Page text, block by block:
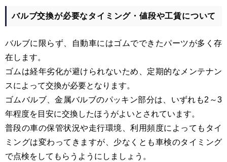
バルブ交換が必要なタイミング・値段や工賃について
バルブに限らず、自動車にはゴムでできたパーツが多く存
在します。
ゴムは経年劣化が避けられないため、定期的なメンテナン
スによって交換が必要となります。
ゴムバルブ、金属バルブのパッキン部分は、いずれも2～3
年程度を目安に交換したほうがよいとされています。
普段の車の保管状況や走行環境、利用頻度によってもタイ
ミングは変わってきますが、少なくとも車検のタイミング
で点検をしてもらうようにしましょう。